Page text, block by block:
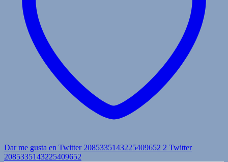
Dar me gusta en Twitter 2085335143225409652 2 Twitter
2085335143225409652